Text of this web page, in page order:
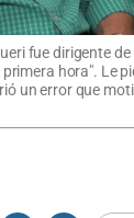
fue dirigente
hora". Le
un error que